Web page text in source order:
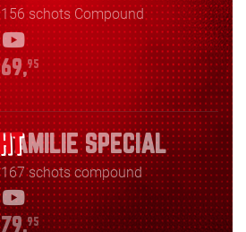
156 schots Compound
69,95
FAMILIE SPECIAL
167 schots compound
79,95